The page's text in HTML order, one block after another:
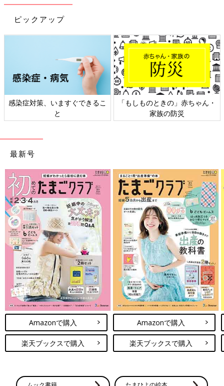
ピックアップ
日本外来小児科学会リーフレッ
ト検討会
六星占術 細木かおりさんの人生
相談
最新号
Amazonで購入
楽天ブックスで購入
Amazonで購入
楽天ブックスで購入